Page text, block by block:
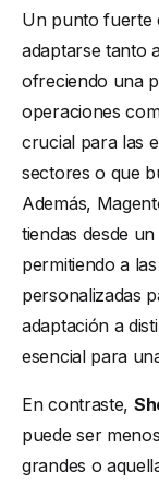
Un punto fuerte
adaptarse tanto
ofreciendo una
operaciones
crucial para las
sectores o que
Además,
tiendas desde
permitiendo a
personalizadas
adaptación a
esencial para
En contraste,
puede ser
grandes o